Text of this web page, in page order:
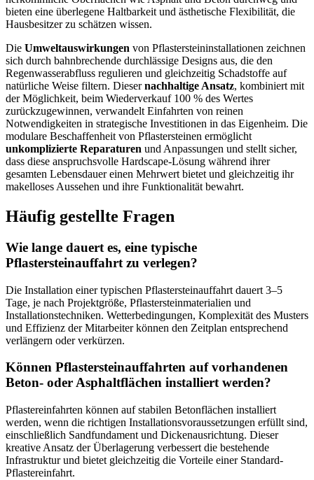
bieten eine überlegene Haltbarkeit und ästhetische Flexibilität, die
Hausbesitzer zu schätzen wissen.
Die Umweltauswirkungen von Pflastersteininstallationen zeichnen
sich durch bahnbrechende durchlässige Designs aus, die den
Regenwasserabfluss regulieren und gleichzeitig Schadstoffe auf
natürliche Weise filtern. Diesernachhaltige Ansatz, kombiniert mit
der Möglichkeit, beim Wiederverkauf 100 % des Wertes
zurückzugewinnen, verwandelt Einfahrten von reinen
Notwendigkeiten in strategische Investitionen in das Eigenheim. Die
modulare Beschaffenheit von Pflastersteinen ermöglicht
unkomplizierte Reparaturen und Anpassungen und stellt sicher,
dass diese anspruchsvolle Hardscape-Lösung während ihrer
gesamten Lebensdauer einen Mehrwert bietet und gleichzeitig ihr
makelloses Aussehen und ihre Funktionalität bewahrt.
Häufig gestellte Fragen
Wie lange dauert es, eine typische
Pflastersteinauffahrt zu verlegen?
Die Installation einer typischen Pflastersteinauffahrt dauert 3–5
Tage, je nach Projektgröße, Pflastersteinmaterialien und
Installationstechniken. Wetterbedingungen, Komplexität des Musters
und Effizienz der Mitarbeiter können den Zeitplan entsprechend
verlängern oder verkürzen.
Können Pflastersteinauffahrten auf vorhandenen
Beton- oder Asphaltflächen installiert werden?
Pflastereinfahrten können auf stabilen Betonflächen installiert
werden, wenn die richtigen Installationsvoraussetzungen erfüllt sind,
einschließlich Sandfundament und Dickenausrichtung. Dieser
kreative Ansatz der Überlagerung verbessert die bestehende
Infrastruktur und bietet gleichzeitig die Vorteile einer Standard-
Pflastereinfahrt.